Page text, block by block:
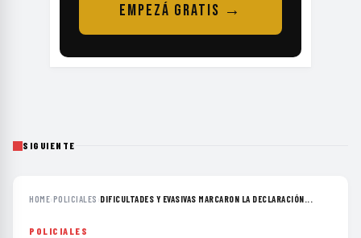
EMPEZÁ GRATIS →
SIGUIENTE
HOME›POLICIALES ›DIFICULTADES Y EVASIVAS MARCARON LA DECLARACIÓN...
POLICIALES